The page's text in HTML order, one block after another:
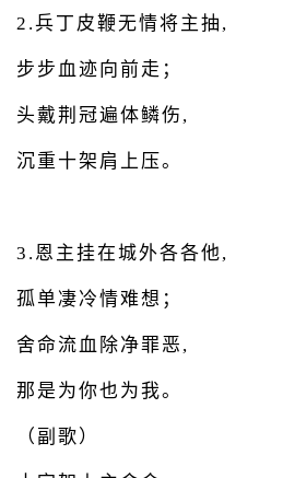
2.兵丁皮鞭无情将主抽,
步步血迹向前走；
头戴荆冠遍体鳞伤,
沉重十架肩上压。
3.恩主挂在城外各各他,
孤单凄冷情难想；
舍命流血除净罪恶,
那是为你也为我。
（副歌）